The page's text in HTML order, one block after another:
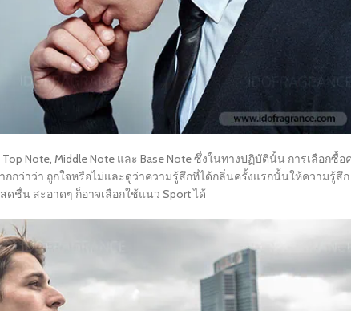
Note, Middle Note และ Base Note ซึ่งในทางปฏิบัตินั้น การเลือกซื้อ
ว่าว่า ถูกใจหรือไม่และดูว่าความรู้สึกที่ได้กลิ่นครั้งแรกนั้นให้ความรู้สึก
ชื่น สะอาดๆ ก็อาจเลือกใช้แนว Sport ได้